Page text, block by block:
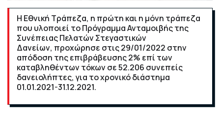
Η Εθνική Τράπεζα, η πρώτη και η μόνη τράπεζα
που υλοποιεί το Πρόγραμμα Ανταμοιβής της
Συνέπειας Πελατών Στεγαστικών
Δανείων, προχώρησε στις 29/01/2022 στην
απόδοση της επιβράβευσης 2% επί των
καταβληθέντων τόκων σε 52.206 συνεπείς
δανειολήπτες, για το χρονικό διάστημα
01.01.2021-31.12.2021.